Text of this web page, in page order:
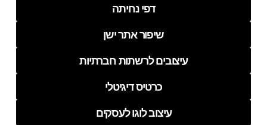
דפי נחיתה
שיפור אתר ישן
עיצובים לרשתות חברתיות
כרטיס דיגיטלי
עיצוב לוגו לעסקים